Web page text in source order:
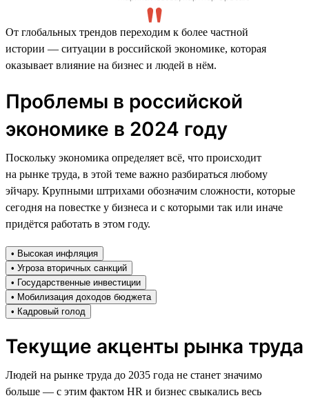
От глобальных трендов переходим к более частной
истории — ситуации в российской экономике, которая
оказывает влияние на бизнес и людей в нём.
Проблемы в российской
экономике в 2024 году
Поскольку экономика определяет всё, что происходит
на рынке труда, в этой теме важно разбираться любому
эйчару. Крупными штрихами обозначим сложности, которые
сегодня на повестке у бизнеса и с которыми так или иначе
придётся работать в этом году.
• Высокая инфляция
• Угроза вторичных санкций
• Государственные инвестиции
• Мобилизация доходов бюджета
• Кадровый голод
Текущие акценты рынка труда
Людей на рынке труда до 2035 года не станет значимо
больше — с этим фактом HR и бизнес свыкались весь